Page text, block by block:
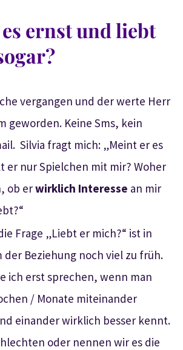
ernst und liebt
vergangen und der werte Herr
geworden. Keine Sms, kein
Silvia fragt mich: „Meint er es
er nur Spielchen mit mir? Woher
ob erwirklich Interesse an mir
Frage „Liebt er mich?“ ist in
der Beziehung noch viel zu früh.
ich erst sprechen, wenn man
/ Monate miteinander
einander wirklich besser kennt.
oder nennen wir es die